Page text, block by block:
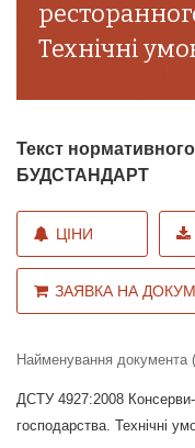
Технічні
Текст
БУДСТАНДАРТ
ЦІНИ
ЗАЯВКА НА
Найменування документа
ДСТУ 4927:2008
господарства. Технічні